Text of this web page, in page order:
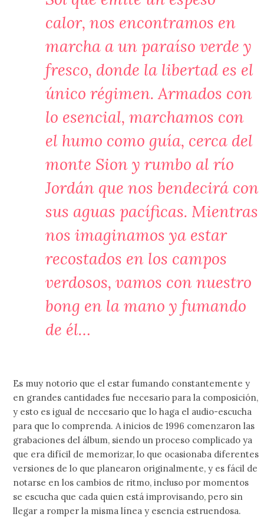
calor, nos encontramos en
marcha a un paraíso verde y
fresco, donde la libertad es el
único régimen. Armados con
lo esencial, marchamos con
el humo como guía, cerca del
monte Sion y rumbo al río
Jordán que nos bendecirá con
sus aguas pacíficas. Mientras
nos imaginamos ya estar
recostados en los campos
verdosos, vamos con nuestro
bong en la mano y fumando
de él…
Es muy notorio que el estar fumando constantemente y
en grandes cantidades fue necesario para la composición,
y esto es igual de necesario que lo haga el audio-escucha
para que lo comprenda. A inicios de 1996 comenzaron las
grabaciones del álbum, siendo un proceso complicado ya
que era difícil de memorizar, lo que ocasionaba diferentes
versiones de lo que planearon originalmente, y es fácil de
notarse en los cambios de ritmo, incluso por momentos
se escucha que cada quien está improvisando, pero sin
llegar a romper la misma línea y esencia estruendosa.